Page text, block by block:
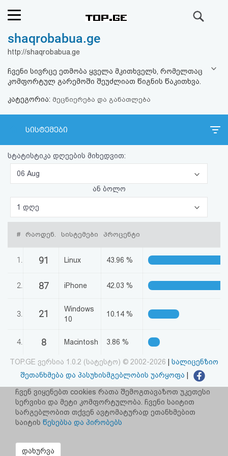
რეიტინგი
კითხვა-
პასუხი
ავტორიზაცია
პაროლის
აღდგენა
HTML
კოდი
სალიცენზიო
და
პასუხისმგებლობის
shaqrobabua.ge
http://shaqrobabua.ge
ჩვენი სივრცე ეთმობა ყველა მკითხველს, რომელთაც
კომფორტულ გარემოში შეუძლიათ წიგნის წაკითხვა.
კატეგორია: მეცნიერება და განათლება
სისტემები
სტატისტიკა დღეების მიხედვით:
06 Aug
ან ბოლო
1 დღე
# რაოდენ. სისტემები პროცენტი
1. 91 Linux 43.96 %
2. 87 iPhone 42.03 %
3. 21
Windows
10
10.14 %
4. 8 Macintosh 3.86 %
TOP.GE ვერსია 1.0.2 (სატესტო) © 2002-2026
სალიცენზიო
შეთანხმება და პასუხისმგებლობის უარყოფა
facebook.com/TOP.GE
იხილეთ TOP.GE - ის ძველი ვერსია ბმულზე
TOP.GE-ს სერვერების განთავსებას და ინტერნეტთან კავშირს
ჩვენ ვიყენებთ cookies რათა შემოგთავაზოთ უკეთესი
სერვისი და მეტი კომფორტულობა. ჩვენი საიტით
სარგებლობით თქვენ ავტომატურად ეთანხმებით
საიტის წესებსა და პირობებს
დახურვა